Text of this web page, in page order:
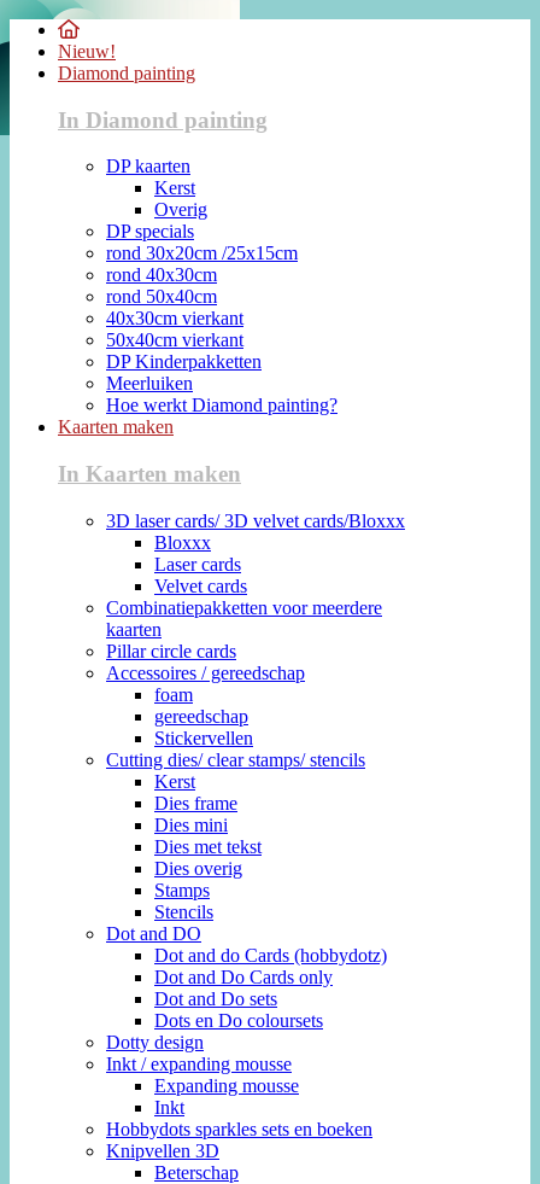
Nieuw!
Diamond painting
In Diamond painting
DP kaarten
Kerst
Overig
DP specials
rond 30x20cm /25x15cm
rond 40x30cm
rond 50x40cm
40x30cm vierkant
50x40cm vierkant
DP Kinderpakketten
Meerluiken
Hoe werkt Diamond painting?
Kaarten maken
In Kaarten maken
3D laser cards/ 3D velvet cards/Bloxxx
Bloxxx
Laser cards
Velvet cards
Combinatiepakketten voor meerdere
kaarten
Pillar circle cards
Accessoires / gereedschap
foam
gereedschap
Stickervellen
Cutting dies/ clear stamps/ stencils
Kerst
Dies frame
Dies mini
Dies met tekst
Dies overig
Stamps
Stencils
Dot and DO
Dot and do Cards (hobbydotz)
Dot and Do Cards only
Dot and Do sets
Dots en Do coloursets
Dotty design
Inkt / expanding mousse
Expanding mousse
Inkt
Hobbydots sparkles sets en boeken
Knipvellen 3D
Beterschap